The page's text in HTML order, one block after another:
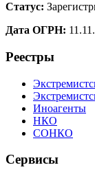
Статус:
Дата ОГРН:
Реестры
Иноагенты
НКО
СОНКО
Сервисы